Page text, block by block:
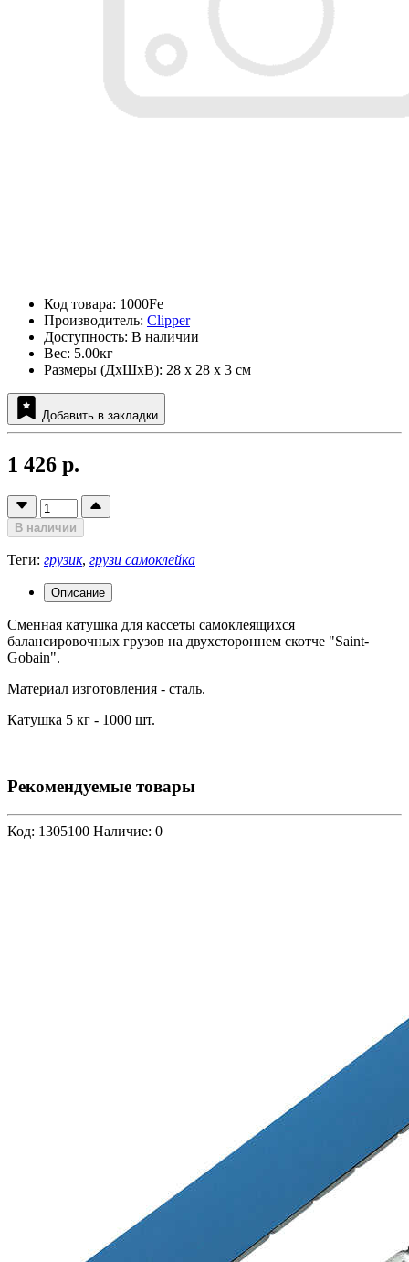
Код товара: 1000Fe
Производитель: Clipper
Доступность: В наличии
Вес: 5.00кг
Размеры (ДxШxВ): 28 x 28 x 3 см
Добавить в закладки
1 426 р.
В наличии
Теги: грузик, грузи самоклейка
Описание
Сменная катушка для кассеты самоклеящихся
балансировочных грузов на двухстороннем скотче "Saint-
Gobain".
Материал изготовления - сталь.
Катушка 5 кг - 1000 шт.
Рекомендуемые товары
Код: 1305100 Наличие: 0